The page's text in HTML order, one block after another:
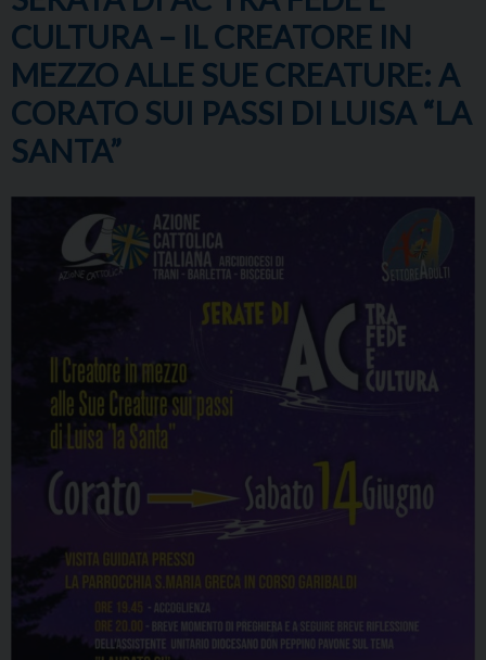
CULTURA – IL CREATORE IN
MEZZO ALLE SUE CREATURE: A
CORATO SUI PASSI DI LUISA “LA
SANTA”